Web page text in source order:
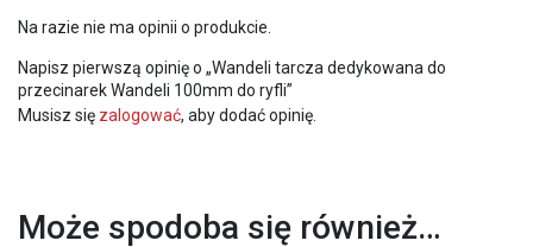
Na razie nie ma opinii o produkcie.
Napisz pierwszą opinię o „Wandeli tarcza dedykowana do
przecinarek Wandeli 100mm do ryfli”
Musisz się zalogować, aby dodać opinię.
Może spodoba się również…